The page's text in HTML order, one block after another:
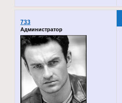
733
Администратор